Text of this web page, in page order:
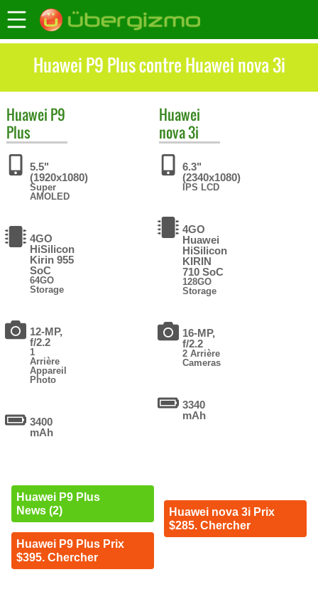
Huawei P9 Plus contre Huawei nova 3i
Huawei P9
Plus
5.5"
(1920x1080)
Super
AMOLED
4GO
HiSilicon
Kirin 955
SoC
64GO
Storage
12-MP,
f/2.2
1
Arrière
Appareil
Photo
3400
mAh
Huawei P9 Plus
News (2)
Huawei P9 Plus Prix
$395. Chercher
Huawei
nova 3i
6.3"
(2340x1080)
IPS LCD
4GO
Huawei
HiSilicon
KIRIN
710 SoC
128GO
Storage
16-MP,
f/2.2
2 Arrière
Cameras
3340
mAh
Huawei nova 3i Prix
$285. Chercher